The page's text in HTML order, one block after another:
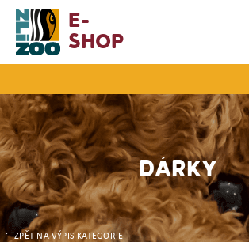
E-
Shop
DÁRKY
ZPĚT NA VÝPIS KATEGORIE